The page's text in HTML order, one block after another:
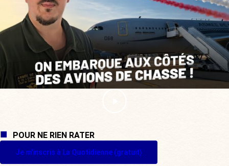
POUR NE RIEN RATER
Je m'inscris à La Quotidienne (gratuit)